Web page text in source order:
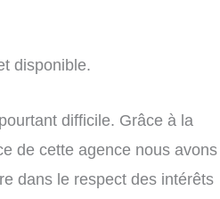
disponible.
difficile. Grâce à la
de cette agence nous avons
dans le respect des intérêts